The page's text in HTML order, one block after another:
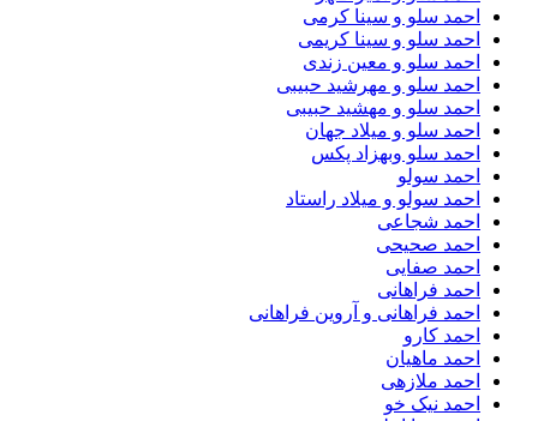
احمد سلو و سینا کرمی
احمد سلو و سینا کریمی
احمد سلو و معین زندی
احمد سلو و مهرشید حبیبی
احمد سلو و مهشید حبیبی
احمد سلو و میلاد جهان
احمد سلو وبهزاد پکس
احمد سولو
احمد سولو و میلاد راستاد
احمد شجاعی
احمد صحیحی
احمد صفایی
احمد فراهانی
احمد فراهانی و آروین فراهانی
احمد کارو
احمد ماهیان
احمد ملازهی
احمد نیک خو